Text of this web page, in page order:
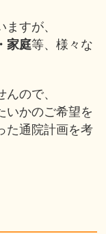
すが、
家庭等、様々な
ので、
いかのご希望を
た通院計画を考